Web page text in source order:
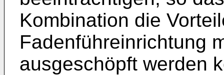
Kombination die
Fadenführeinrichtung
ausgeschöpft werden